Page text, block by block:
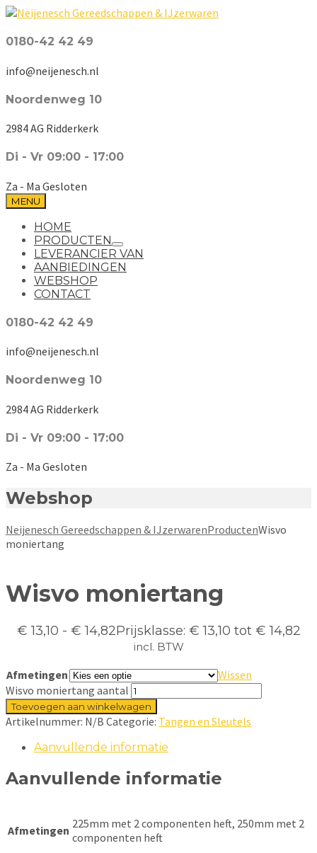
0180-42 42 49
info@neijenesch.nl
Noordenweg 10
2984 AG Ridderkerk
Di - Vr 09:00 - 17:00
Za - Ma Gesloten
MENU
HOME
PRODUCTEN
LEVERANCIER VAN
AANBIEDINGEN
WEBSHOP
CONTACT
0180-42 42 49
info@neijenesch.nl
Noordenweg 10
2984 AG Ridderkerk
Di - Vr 09:00 - 17:00
Za - Ma Gesloten
Webshop
Neijenesch Gereedschappen & IJzerwarenProductenWisvo
moniertang
Wisvo moniertang
€ 13,10 - € 14,82Prijsklasse: € 13,10 tot € 14,82
incl. BTW
Afmetingen
Wissen
Wisvo moniertang aantal
Toevoegen aan winkelwagen
Artikelnummer: N/B Categorie: Tangen en Sleutels
Aanvullende informatie
Aanvullende informatie
Afmetingen 225mm met 2 componenten heft, 250mm met 2
componenten heft